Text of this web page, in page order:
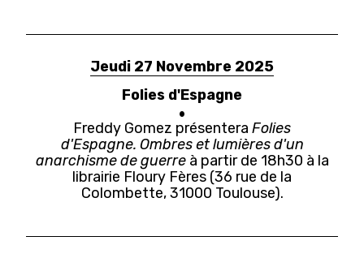
Jeudi 27 Novembre 2025
Folies d'Espagne
Freddy Gomez présentera Folies
d'Espagne. Ombres et lumières d'un
anarchisme de guerreà partir de 18h30 à la
librairie Floury Fères (36 rue de la
Colombette, 31000 Toulouse).